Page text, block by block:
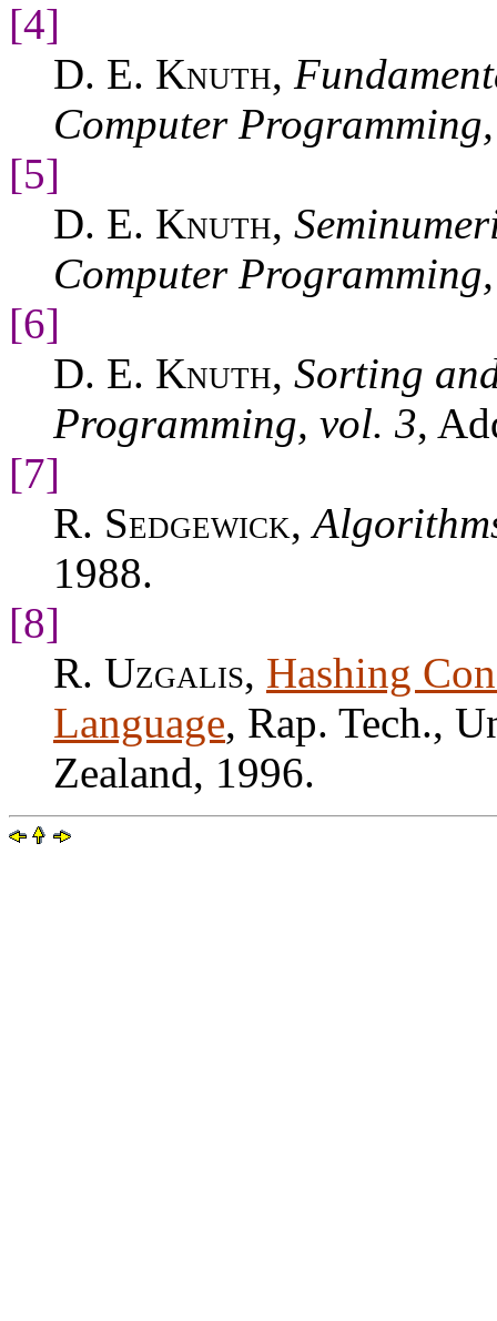
[4]
D. E. Knuth,
Computer
[5]
D. E. Knuth,
Computer
[6]
D. E. Knuth, Sorting
Programming, vol. 3,
[7]
R. Sedgewick,
1988.
[8]
R. Uzgalis, Hashing
Language, Rap. Tech.,
Zealand, 1996.